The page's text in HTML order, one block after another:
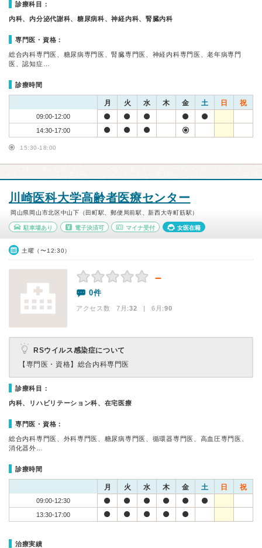
診療科目：
内科、内分泌代謝科、糖尿病科、神経内科、腎臓内科
専門医・資格：
総合内科専門医、糖尿病専門医、腎臓専門医、神経内科専門医、老年病専門
医、認知症…
診療時間
月 火 水 木 金 土 日 祝
09:00-12:00
14:30-17:00
15:30-18:00
川崎医科大学高齢者医療センター
岡山県岡山市北区中山下（田町駅、郵便局前駅、新西大寺町筋駅）
駐車場あり 電子決済可 マイナ受付 女医在籍
土曜（〜12:30）
－
0件
アクセス数 7月:32 | 6月:90
RSウイルス感染症について
【専門医・資格】 総合内科専門医
診療科目：
内科、リハビリテーション科、在宅医療
専門医・資格：
総合内科専門医、外科専門医、糖尿病専門医、循環器専門医、高血圧専門医、
消化器外…
診療時間
月 火 水 木 金 土 日 祝
09:00-12:30
13:30-17:00
治療実績